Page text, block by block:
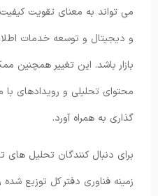
می تواند به معنای تقویت
و دیجیتال و توسعه خدمات
بازار باشد. این تغییر همچنین
محتوای تحلیلی و رویدادهای با
گذاری به همراه آورد.
برای دنبال کنندگان تحلیل
زمینه فناوری دفتر کل توزیع شده